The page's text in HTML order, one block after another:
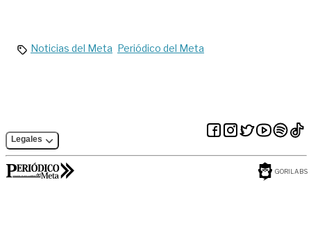
Noticias del Meta Periódico del Meta
Legales
GORILABS